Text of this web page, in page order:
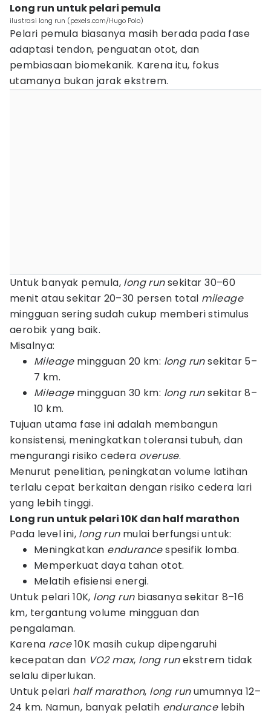
Long run untuk pelari pemula
ilustrasi long run (pexels.com/Hugo Polo)
Pelari pemula biasanya masih berada pada fase
adaptasi tendon, penguatan otot, dan
pembiasaan biomekanik. Karena itu, fokus
utamanya bukan jarak ekstrem.
Untuk banyak pemula, long runsekitar 30–60
menit atau sekitar 20–30 persen total mileage
mingguan sering sudah cukup memberi stimulus
aerobik yang baik.
Misalnya:
Mileage mingguan 20 km: long runsekitar 5–
7 km.
Mileagemingguan 30 km: long runsekitar 8–
10 km.
Tujuan utama fase ini adalah membangun
konsistensi, meningkatkan toleransi tubuh, dan
mengurangi risiko cedera overuse.
Menurut penelitian, peningkatan volume latihan
terlalu cepat berkaitan dengan risiko cedera lari
yang lebih tinggi.
Long run untuk pelari 10K dan half marathon
Pada level ini, long run mulai berfungsi untuk:
Meningkatkan endurancespesifik lomba.
Memperkuat daya tahan otot.
Melatih efisiensi energi.
Untuk pelari 10K, long runbiasanya sekitar 8–16
km, tergantung volume mingguan dan
pengalaman.
Karena race10K masih cukup dipengaruhi
kecepatan dan VO2 max, long runekstrem tidak
selalu diperlukan.
Untuk pelari half marathon, long runumumnya 12–
24 km. Namun, banyak pelatih endurancelebih